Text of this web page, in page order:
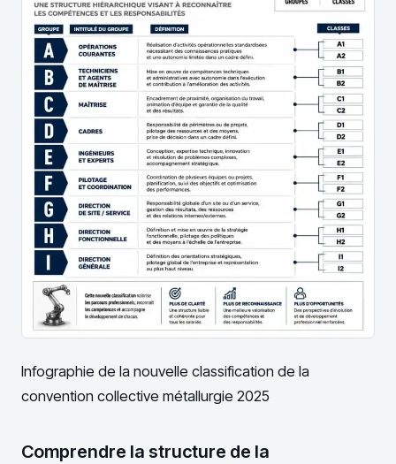
Infographie de la nouvelle classification de la
convention collective métallurgie 2025
Comprendre la structure de la